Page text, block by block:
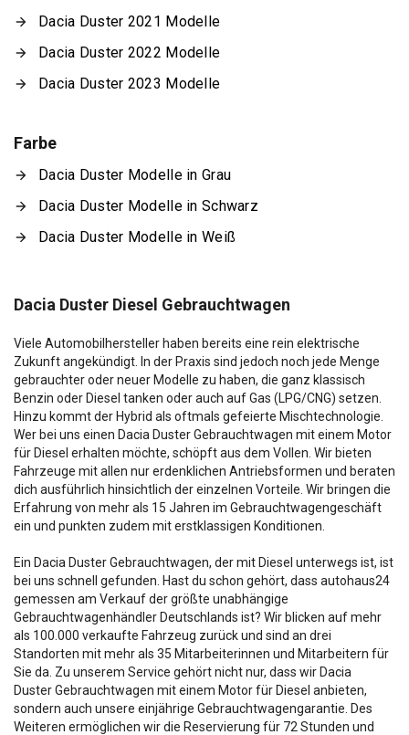
Dacia Duster 2021 Modelle
Dacia Duster 2022 Modelle
Dacia Duster 2023 Modelle
Farbe
Dacia Duster Modelle in Grau
Dacia Duster Modelle in Schwarz
Dacia Duster Modelle in Weiß
Dacia Duster Diesel Gebrauchtwagen
Viele Automobilhersteller haben bereits eine rein elektrische
Zukunft angekündigt. In der Praxis sind jedoch noch jede Menge
gebrauchter oder neuer Modelle zu haben, die ganz klassisch
Benzin oder Diesel tanken oder auch auf Gas (LPG/CNG) setzen.
Hinzu kommt der Hybrid als oftmals gefeierte Mischtechnologie.
Wer bei uns einen Dacia Duster Gebrauchtwagen mit einem Motor
für Diesel erhalten möchte, schöpft aus dem Vollen. Wir bieten
Fahrzeuge mit allen nur erdenklichen Antriebsformen und beraten
dich ausführlich hinsichtlich der einzelnen Vorteile. Wir bringen die
Erfahrung von mehr als 15 Jahren im Gebrauchtwagengeschäft
ein und punkten zudem mit erstklassigen Konditionen.
Ein Dacia Duster Gebrauchtwagen, der mit Diesel unterwegs ist, ist
bei uns schnell gefunden. Hast du schon gehört, dass autohaus24
gemessen am Verkauf der größte unabhängige
Gebrauchtwagenhändler Deutschlands ist? Wir blicken auf mehr
als 100.000 verkaufte Fahrzeug zurück und sind an drei
Standorten mit mehr als 35 Mitarbeiterinnen und Mitarbeitern für
Sie da. Zu unserem Service gehört nicht nur, dass wir Dacia
Duster Gebrauchtwagen mit einem Motor für Diesel anbieten,
sondern auch unsere einjährige Gebrauchtwagengarantie. Des
Weiteren ermöglichen wir die Reservierung für 72 Stunden und